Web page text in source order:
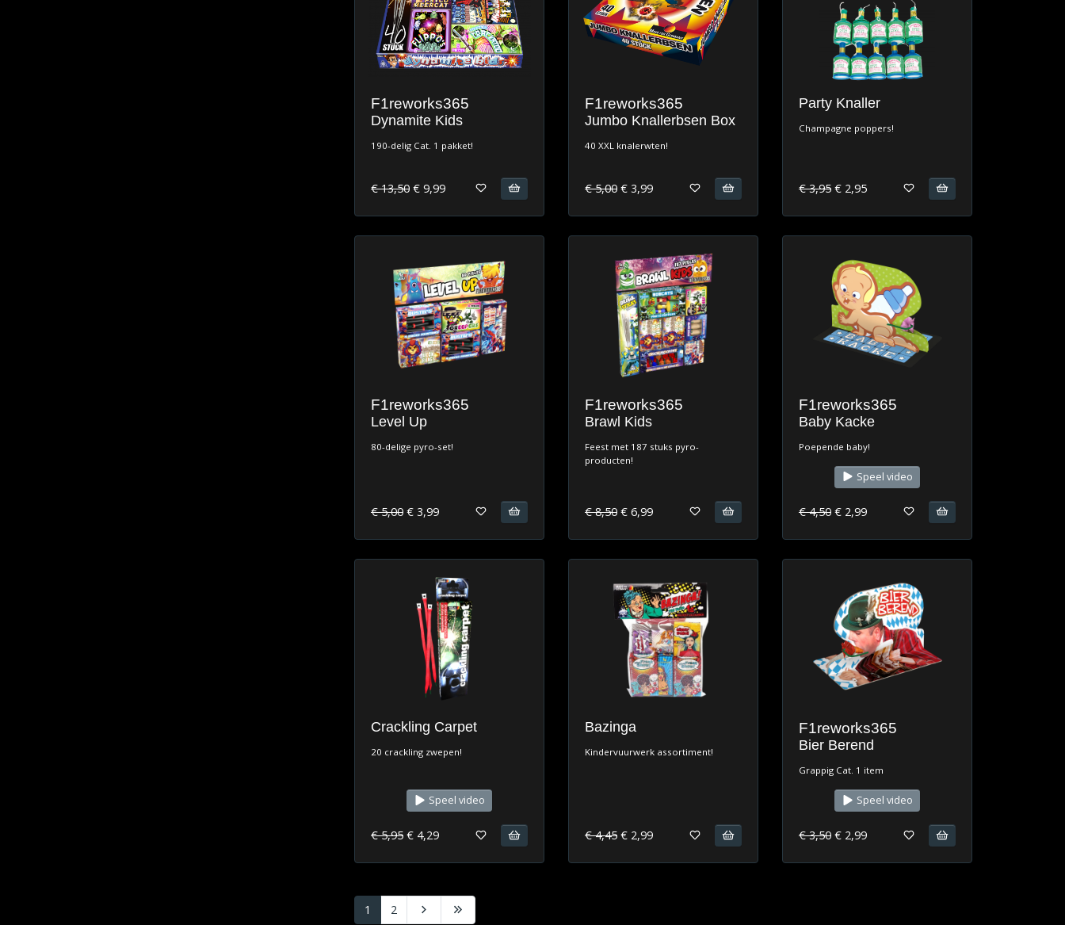
F1reworks365
Dynamite Kids
190-delig Cat. 1 pakket!
€ 13,50 € 9,99
F1reworks365
Jumbo Knallerbsen Box
40 XXL knalerwten!
€ 5,00 € 3,99
Party Knaller
Champagne poppers!
€ 3,95 € 2,95
F1reworks365
Level Up
80-delige pyro-set!
€ 5,00 € 3,99
F1reworks365
Brawl Kids
Feest met 187 stuks pyro-
producten!
€ 8,50 € 6,99
F1reworks365
Baby Kacke
Poepende baby!
Speel video
€ 4,50 € 2,99
Crackling Carpet
20 crackling zwepen!
Speel video
€ 5,95 € 4,29
Bazinga
Kindervuurwerk assortiment!
€ 4,45 € 2,99
F1reworks365
Bier Berend
Grappig Cat. 1 item
Speel video
€ 3,50 € 2,99
1 2